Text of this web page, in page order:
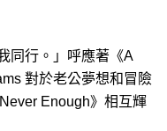
同行。」呼應著《A
對於老公夢想和冒險
Enough》相互輝